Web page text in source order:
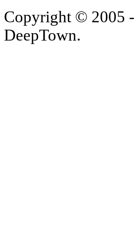
Copyright © 2005
DeepTown.